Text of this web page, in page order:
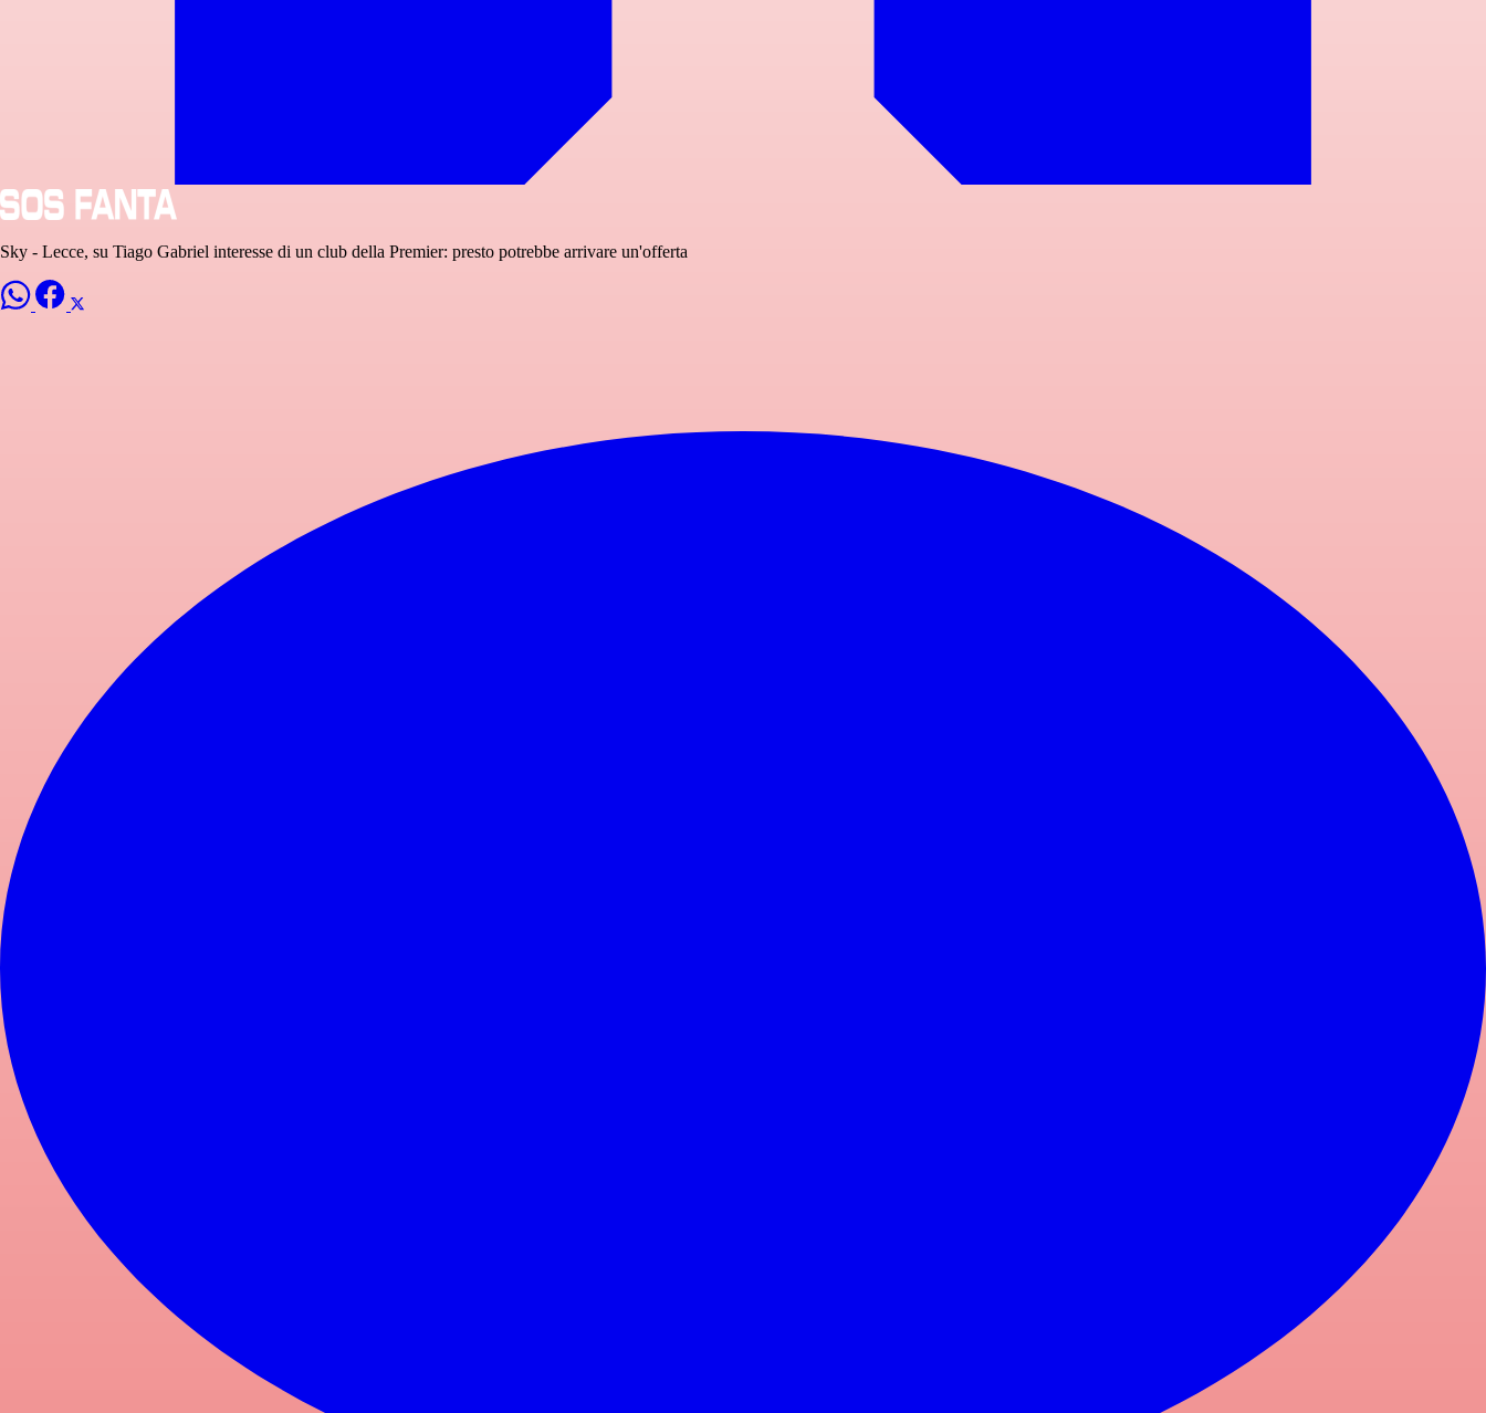
Sky - Lecce, su Tiago Gabriel interesse di un club della Premier: presto potrebbe arrivare un'offerta